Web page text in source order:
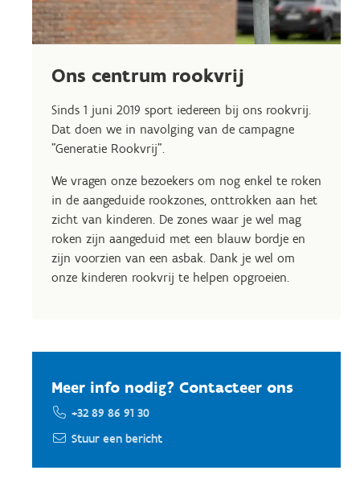
Ons centrum rookvrij
Sinds 1 juni 2019 sport iedereen bij ons rookvrij.
Dat doen we in navolging van de campagne
"Generatie Rookvrij".
We vragen onze bezoekers om nog enkel te roken
in de aangeduide rookzones, onttrokken aan het
zicht van kinderen. De zones waar je wel mag
roken zijn aangeduid met een blauw bordje en
zijn voorzien van een asbak. Dank je wel om
onze kinderen rookvrij te helpen opgroeien.
Meer info nodig? Contacteer ons
+32 89 86 91 30
Stuur een bericht